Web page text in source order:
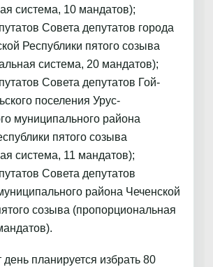
система, 10 мандатов);
Совета депутатов города
Республики пятого созыва
система, 20 мандатов);
Совета депутатов Гой-
поселения Урус-
муниципального района
пятого созыва
система, 11 мандатов);
Совета депутатов
района Чеченской
созыва (пропорциональная
день планируется избрать 80